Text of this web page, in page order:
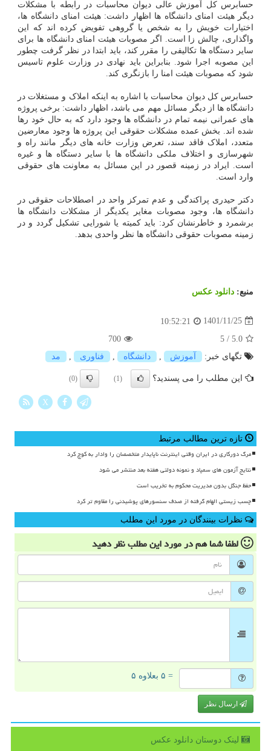
حسابرس کل آموزش عالی دیوان محاسبات در رابطه با مشکلات
دیگر هیئت امنای دانشگاه ها اظهار داشت: هیئت امنای دانشگاه ها،
اختیارات خویش را به شخص یا گروهی تفویض کرده اند که این
واگذاری، چالش زا است. اگر مصوبات هیئت امنای دانشگاه ها برای
سایر دستگاه ها تکالیفی را مقرر کند، باید ابتدا در نظر گرفت چطور
این مصوبه اجرا شود. بنابراین باید نهادی در وزارت علوم تاسیس
شود که مصوبات هیئت امنا را بازنگری کند.
حسابرس کل دیوان محاسبات با اشاره به اینکه املاک و مستغلات در
دانشگاه ها از دیگر مسائل مهم می باشد، اظهار داشت: برخی پروژه
های عمرانی نیمه تمام در دانشگاه ها وجود دارد که به حال خود رها
شده اند. بخش عمده مشکلات حقوقی این پروژه ها وجود معارضین
متعدد، املاک فاقد سند، تعرض وزارت خانه های دیگر مانند راه و
شهرسازی و اختلاف ملکی دانشگاه ها با سایر دستگاه ها و غیره
است. ایراد در زمینه قصور در این مسائل به معاونت های حقوقی
وارد است.
دکتر حیدری پراکندگی و عدم تمرکز واحد در اصطلاحات حقوقی در
دانشگاه ها، وجود مصوبات مغایر یکدیگر از مشکلات دانشگاه ها
برشمرد و خاطرنشان کرد: باید کمیته یا شورایی تشکیل گردد و در
زمینه مصوبات حقوقی دانشگاه ها نظر واحدی بدهد.
منبع: دانلود عكس
1401/11/25
10:52:21
5.0
/
5
700
تگهای خبر:
آموزش دانشگاه فناوری مد
این مطلب را می پسندید؟ (1)
(0)
X
تازه ترین مطالب مرتبط
مرگ دورکاری در ایران وقتی اینترنت ناپایدار متخصصان را وادار به کوچ کرد
نتایج آزمون های سمپاد و نمونه دولتی هفته بعد منتشر می شود
حفظ جنگل بدون مدیریت محکوم به تخریب است
چسب زیستی الهام گرفته از صدف سنسورهای پوشیدنی را مقاوم تر کرد
نظرات بینندگان در مورد این مطلب
لطفا شما همدر مورد این مطلبنظر دهید
= ۵ بعلاوه ۵
ارسال نظر
لینک دوستان دانلود عكس